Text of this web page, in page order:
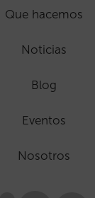
Que hacemos
Noticias
Blog
Eventos
Nosotros